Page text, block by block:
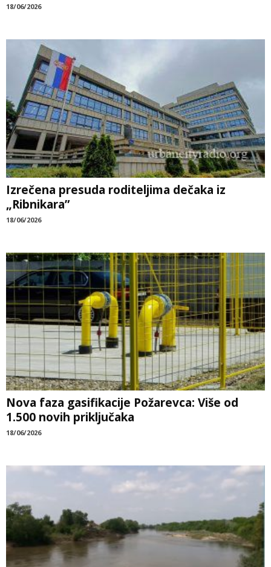
18/06/2026
Izrečena presuda roditeljima dečaka iz
„Ribnikara”
18/06/2026
Nova faza gasifikacije Požarevca: Više od
1.500 novih priključaka
18/06/2026